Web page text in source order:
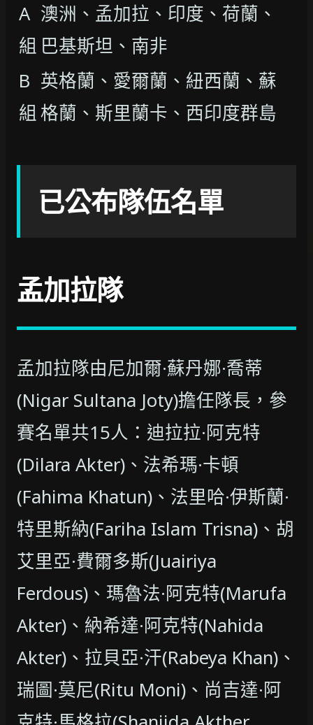
A
組
澳洲、孟加拉、印度、荷蘭、
巴基斯坦、南非
B
組
英格蘭、愛爾蘭、紐西蘭、蘇
格蘭、斯里蘭卡、西印度群島
已公布隊伍名單
孟加拉隊
孟加拉隊由尼加爾·蘇丹娜·喬蒂
(Nigar Sultana Joty)擔任隊長，參
賽名單共15人：迪拉拉·阿克特
(Dilara Akter)、法希瑪·卡頓
(Fahima Khatun)、法里哈·伊斯蘭·
特里斯納(Fariha Islam Trisna)、胡
艾里亞·費爾多斯(Juairiya
Ferdous)、瑪魯法·阿克特(Marufa
Akter)、納希達·阿克特(Nahida
Akter)、拉貝亞·汗(Rabeya Khan)、
瑞圖·莫尼(Ritu Moni)、尚吉達·阿